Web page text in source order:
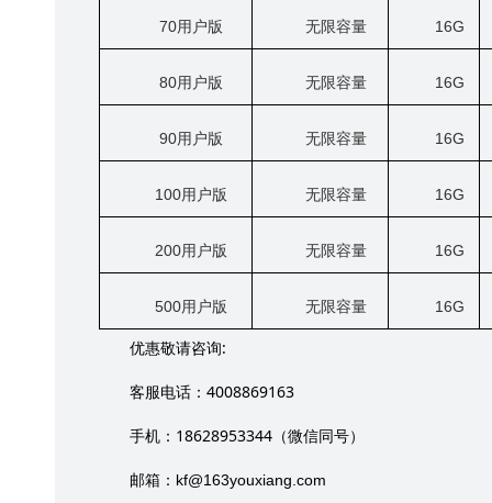
70用户版 无限容量 16G
80用户版 无限容量 16G
90用户版 无限容量 16G
100用户版 无限容量 16G
200用户版 无限容量 16G
500用户版 无限容量 16G
优惠敬请咨询:
客服电话： 4008869163
手机： 18628953344 （微信同号）
邮箱： kf@163youxiang.com